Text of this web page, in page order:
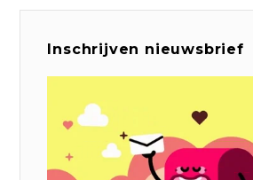
Inschrijven nieuwsbrief